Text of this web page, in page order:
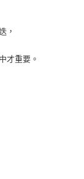
，
才重要。